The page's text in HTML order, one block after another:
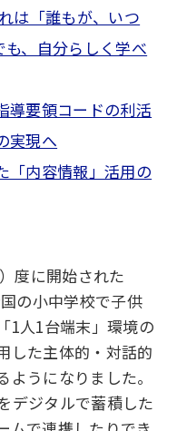
は「誰もが、いつ
も、自分らしく学べ
導要領コードの利活
実現へ
「内容情報」活用の
度に開始された
の小中学校で子供
1人1台端末」環境の
した主体的・対話的
うになりました。
デジタルで蓄積した